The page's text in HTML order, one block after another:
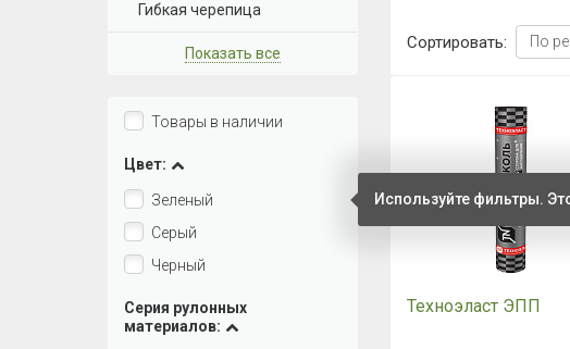
Сортировать:
Техноэласт ЭПП
Гибкая черепица
Показать все
Используйте фильтры.
Товары в наличии
Цвет:
Зеленый
Серый
Черный
Серия рулонных
материалов: